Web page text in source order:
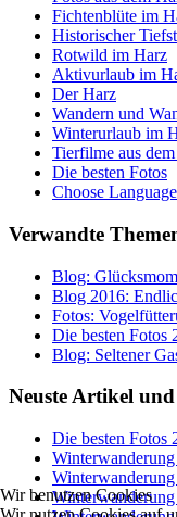
Fichtenblüte im
Historischer
Rotwild im Harz
Aktivurlaub im
Der Harz
Wandern und
Winterurlaub im
Tierfilme aus
Die besten Fotos
Choose Language
Verwandte
Blog:
Blog 2016:
Fotos:
Die besten Fotos
Blog: Seltener
Neuste Artikel
Die besten Fotos
Wir benutzen Cookies